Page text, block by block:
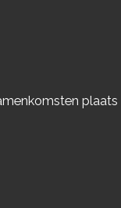
plaats